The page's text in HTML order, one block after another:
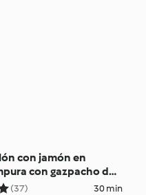
con jamón en
con gazpacho de
(37) 30 min